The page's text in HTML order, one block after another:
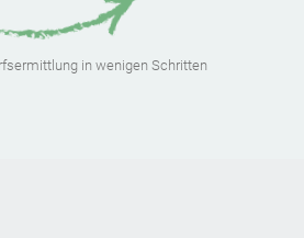
in wenigen Schritten